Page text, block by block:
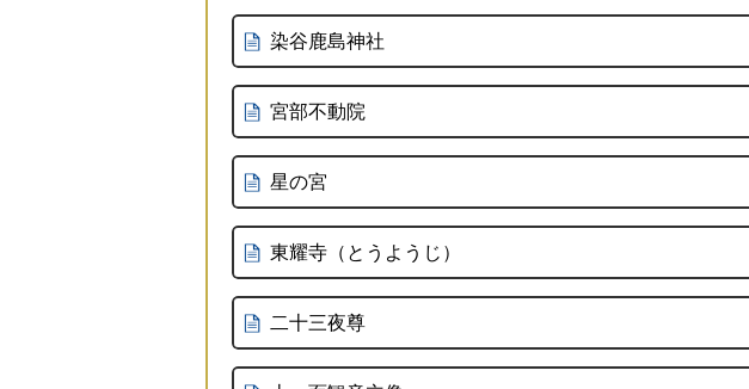
染谷鹿島神社
宮部不動院
星の宮
東耀寺（とうようじ）
二十三夜尊